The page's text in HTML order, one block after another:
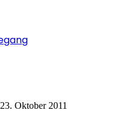
Oktober 2011